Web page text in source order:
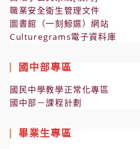
職業安全衛生管理文件
圖書館（一刻鯨選）網站
Culturegrams電子資料庫
國中部專區
國民中學教學正常化專區
國中部－課程計劃
畢業生專區